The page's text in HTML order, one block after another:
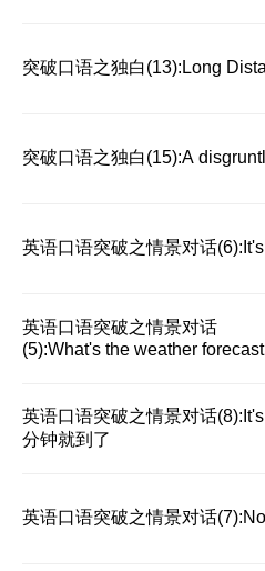
突破口语之独白(13):Long
突破口语之独白(15):A
英语口语突破之情景对话
英语口语突破之情景对话
(5):What's the weather
英语口语突破之情景对话
分钟就到了
英语口语突破之情景对话